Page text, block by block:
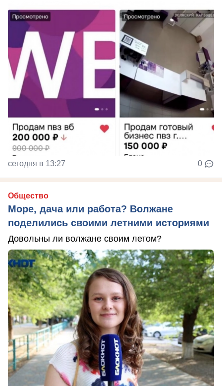
сегодня в 13:27 0
Общество
Море, дача или работа? Волжане
поделились своими летними историями
Довольны ли волжане своим летом?